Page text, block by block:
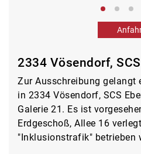
2334 Vösendorf,
Zur Ausschreibung gelangt
in 2334 Vösendorf, SCS
Galerie 21. Es ist
Erdgeschoß, Allee 16
"Inklusionstrafik" betrieben